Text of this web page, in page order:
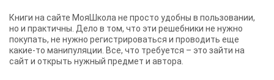
Книги на сайте МояШкола не просто удобны в пользовании,
но и практичны. Дело в том, что эти решебники не нужно
покупать, не нужно регистрироваться и проводить еще
какие-то манипуляции. Все, что требуется – это зайти на
сайт и открыть нужный предмет и автора.